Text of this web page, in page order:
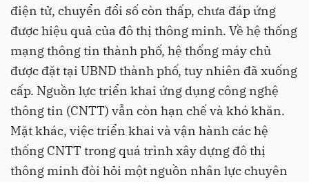
điện tử, chuyển đổi số còn thấp, chưa đáp ứng
được hiệu quả của đô thị thông minh. Về hệ thống
mạng thông tin thành phố, hệ thống máy chủ
được đặt tại UBND thành phố, tuy nhiên đã xuống
cấp. Nguồn lực triển khai ứng dụng công nghệ
thông tin (CNTT) vẫn còn hạn chế và khó khăn.
Mặt khác, việc triển khai và vận hành các hệ
thống CNTT trong quá trình xây dựng đô thị
thông minh đòi hỏi một nguồn nhân lực chuyên